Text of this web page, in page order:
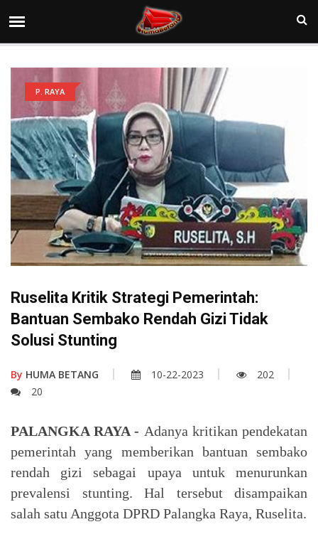
P. RAYA
Ruselita Kritik Strategi Pemerintah:
Bantuan Sembako Rendah Gizi Tidak
Solusi Stunting
By HUMA BETANG 10-22-2023
202
20
PALANGKA RAYA - Adanya kritikan pendekatan
pemerintah yang memberikan bantuan sembako
rendah gizi sebagai upaya untuk menurunkan
prevalensi stunting. Hal tersebut disampaikan
salah satu Anggota DPRD Palangka Raya, Ruselita.